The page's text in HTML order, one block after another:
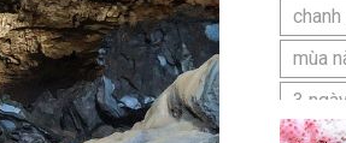
chanh
mùa
3